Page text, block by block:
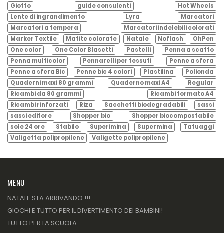
Giotto
guide consulenti
Hot Wheels
Lente di ingrandimento
Lyra
Marcatori
Marcatori a tempera
Marcatori indelebili colorati
Marker Textile
Matite colorate Natale Noflash
OhPen
One color
One Color Blasetti Pastelli
Penna a scatto
Penna multicolor
Pennarelli per tessuti
Penne a sfera
Penne a sfera Bic
Penne bic 4 colori Plastilina
Polionda
Quaderni maxi 80 grammi
Quaderno maxi A4
Regular
Ricambi da 80 grammi
Ricambi formato A4
Ricambi rinforzati
Riza Sacchetti biodegradabili
sassi
sassi editore
Shopper bio
Shopper biocompostabile
sole 24 ore
Stabilo Superimina Supermina
Tatuaggi
Valigetta polipropilene
Valigette polipropilene
MENU
NATALE STA ARRIVANDO !!!
GIOCHI E TUTTO PER IL DIVERTIMENTO DEI BAMBINI!
TUTTO PER LA SCUOLA